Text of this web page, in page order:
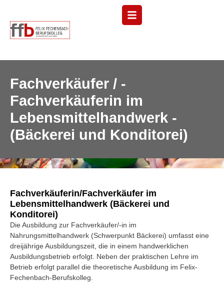
Menü
Fachverkäufer / ­
Fachverkäuferin im
Lebensmittel­handwerk ­
(Bäckerei und Konditorei)
Fachverkäuferin/Fachverkäufer im
Lebensmittelhandwerk (Bäckerei und
Konditorei)
Die Ausbildung zur Fachverkäufer/-in im
Nahrungsmittelhandwerk (Schwerpunkt Bäckerei) umfasst eine
dreijährige Ausbildungszeit, die in einem handwerklichen
Ausbildungsbetrieb erfolgt. Neben der praktischen Lehre im
Betrieb erfolgt parallel die theoretische Ausbildung im Felix-
Fechenbach-Berufskolleg.